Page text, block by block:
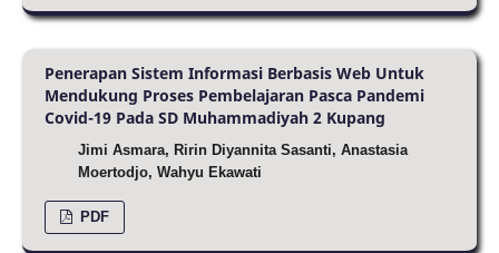
Penerapan Sistem Informasi Berbasis Web Untuk
Mendukung Proses Pembelajaran Pasca Pandemi
Covid-19 Pada SD Muhammadiyah 2 Kupang
Jimi Asmara, Ririn Diyannita Sasanti, Anastasia
Moertodjo, Wahyu Ekawati
PDF